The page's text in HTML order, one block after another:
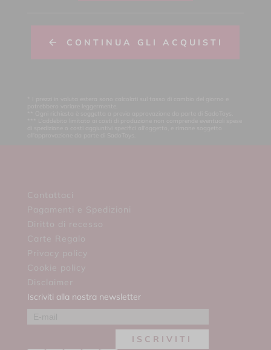
CONTINUA GLI ACQUISTI
Contattaci
Pagamenti e Spedizioni
Diritto di recesso
Carte Regalo
Privacy policy
Cookie policy
Disclaimer
Iscriviti alla nostra newsletter
ISCRIVITI